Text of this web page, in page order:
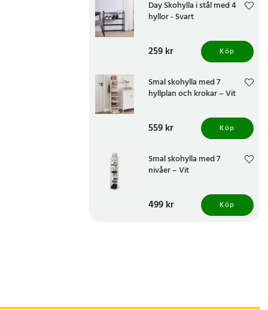
Day Skohylla i stål med 4
hyllor - Svart
Pris:259 kr
259 kr Köp
Smal skohylla med 7
hyllplan och krokar – Vit
Pris:559 kr
559 kr Köp
Smal skohylla med 7
nivåer – Vit
Pris:499 kr
499 kr Köp